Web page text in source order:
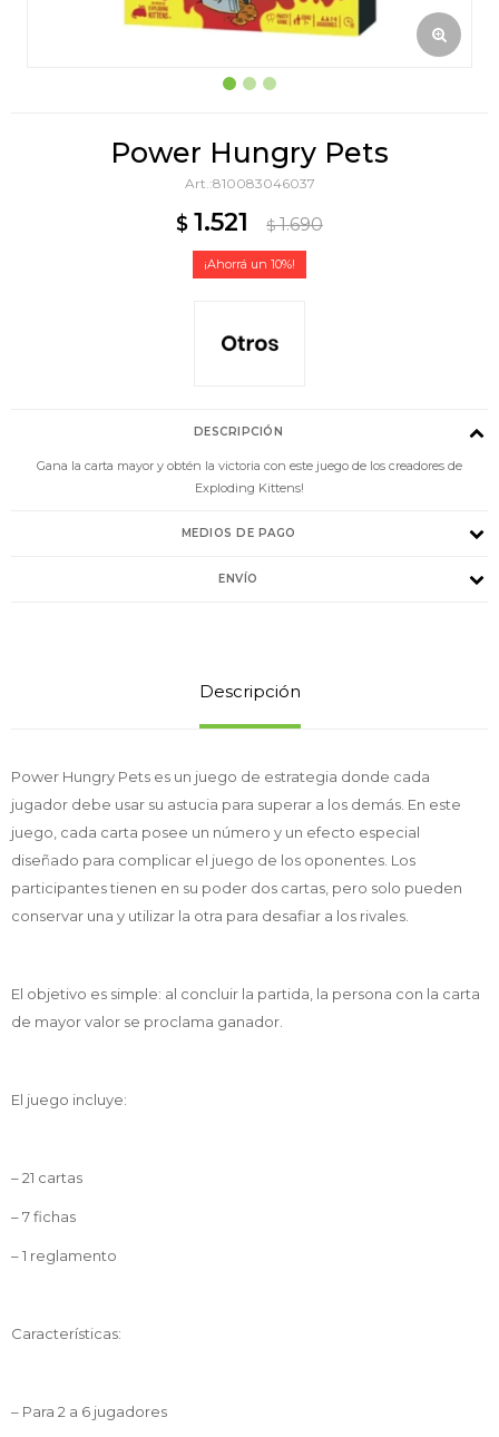
Power Hungry Pets
810083046037
$ 1.521 $ 1.690
10
DESCRIPCIÓN
Gana la carta mayor y obtén la victoria con este juego de los creadores de
Exploding Kittens!
MEDIOS DE PAGO
ENVÍO
Descripción
Power Hungry Pets es un juego de estrategia donde cada
jugador debe usar su astucia para superar a los demás. En este
juego, cada carta posee un número y un efecto especial
diseñado para complicar el juego de los oponentes. Los
participantes tienen en su poder dos cartas, pero solo pueden
conservar una y utilizar la otra para desafiar a los rivales.
El objetivo es simple: al concluir la partida, la persona con la carta
de mayor valor se proclama ganador.
El juego incluye:
– 21 cartas
– 7 fichas
– 1 reglamento
Características:
– Para 2 a 6 jugadores